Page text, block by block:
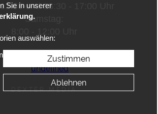
und 13:30 - 17:00 Uhr
Samstag:
Sie in unserer
auswählen:
Zustimmen
Ablehnen